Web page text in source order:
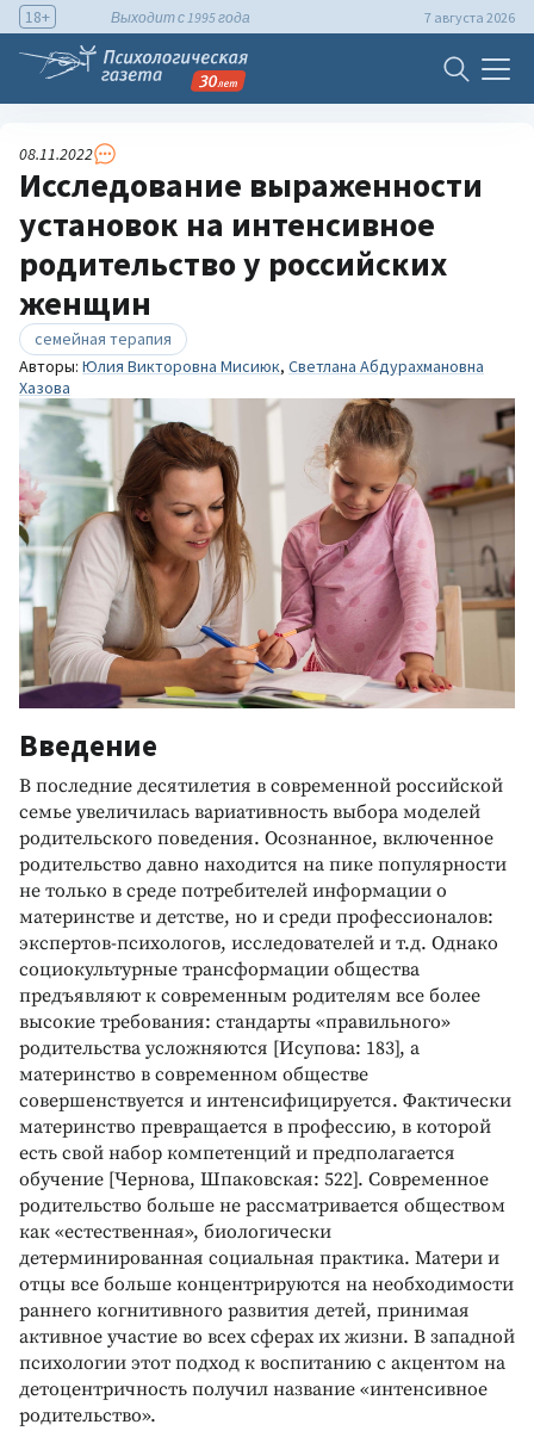
18+ Выходит с 1995 года 7 августа 2026
08.11.2022
Исследование выраженности
установок на интенсивное
родительство у российских
женщин
семейная терапия
Авторы: Юлия Викторовна Мисиюк, Светлана Абдурахмановна
Хазова
Введение
В последние десятилетия в современной российской
семье увеличилась вариативность выбора моделей
родительского поведения. Осознанное, включенное
родительство давно находится на пике популярности
не только в среде потребителей информации о
материнстве и детстве, но и среди профессионалов:
экспертов-психологов, исследователей и т.д. Однако
социокультурные трансформации общества
предъявляют к современным родителям все более
высокие требования: стандарты «правильного»
родительства усложняются [Исупова: 183], а
материнство в современном обществе
совершенствуется и интенсифицируется. Фактически
материнство превращается в профессию, в которой
есть свой набор компетенций и предполагается
обучение [Чернова, Шпаковская: 522]. Современное
родительство больше не рассматривается обществом
как «естественная», биологически
детерминированная социальная практика. Матери и
отцы все больше концентрируются на необходимости
раннего когнитивного развития детей, принимая
активное участие во всех сферах их жизни. В западной
психологии этот подход к воспитанию с акцентом на
детоцентричность получил название «интенсивное
родительство».